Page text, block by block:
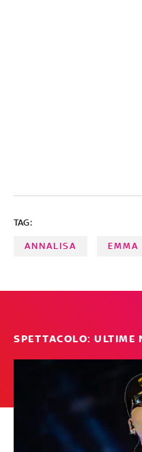
TAG:
ANNALISA EMMA
SPETTACOLO: ULTIME